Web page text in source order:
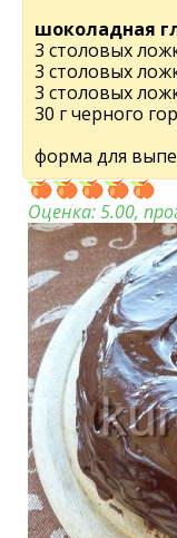
шоколадная
3 столовых
3 cтоловых
3 столовых
30 г черного
форма для
Оценка:5.00,